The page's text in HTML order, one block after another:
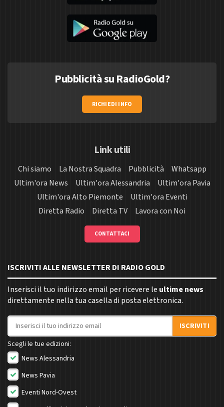
Pubblicità su RadioGold?
RICHIEDI INFO
Link utili
Chi siamo La Nostra Squadra Pubblicità
Whatsapp
Ultim'ora News
Ultim'ora Alessandria
Ultim'ora Pavia
Ultim'ora Alto Piemonte
Ultim'ora Eventi
Diretta Radio
Diretta TV Lavora con Noi
CONTATTACI
ISCRIVITI ALLE NEWSLETTER DI RADIO GOLD
Inserisci il tuo indirizzo email per ricevere le ultime news
direttamente nella tua casella di posta elettronica.
Indirizzo email
ISCRIVITI
Scegli le tue edizioni:
News Alessandria
News Pavia
Eventi Nord-Ovest